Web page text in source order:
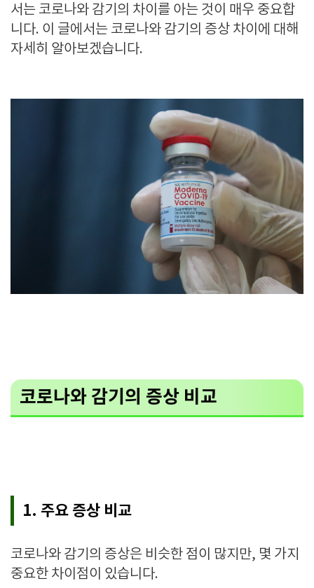
서는 코로나와 감기의 차이를 아는 것이 매우 중요합
니다. 이 글에서는 코로나와 감기의 증상 차이에 대해
자세히 알아보겠습니다.
코로나와 감기의 증상 비교
1. 주요 증상 비교
코로나와 감기의 증상은 비슷한 점이 많지만, 몇 가지
중요한 차이점이 있습니다.